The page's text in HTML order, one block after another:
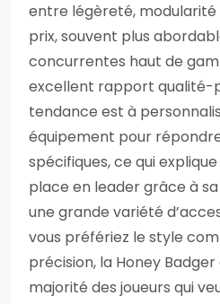
entre légèreté, modularité
prix, souvent plus
concurrentes haut de
excellent rapport qualité-
tendance est à
équipement pour
spécifiques, ce qui
place en leader grâce à
une grande variété
vous préfériez le style
précision, la Honey
majorité des joueurs qui